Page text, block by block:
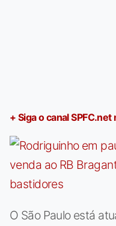
+ Siga o canal
O São Paulo está